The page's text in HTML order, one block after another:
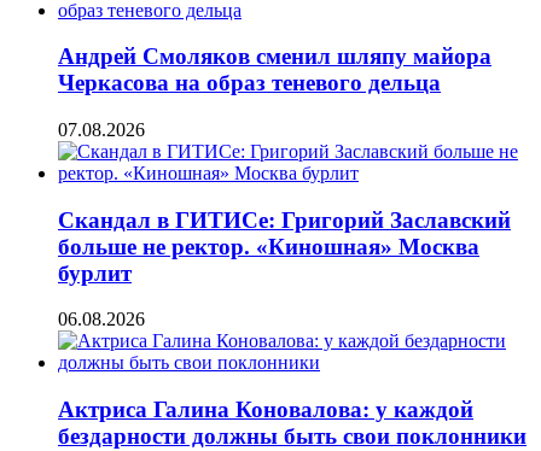
Андрей Смоляков сменил шляпу майора
Черкасова на образ теневого дельца
07.08.2026
Скандал в ГИТИСе: Григорий Заславский
больше не ректор. «Киношная» Москва
бурлит
06.08.2026
Актриса Галина Коновалова: у каждой
бездарности должны быть свои поклонники